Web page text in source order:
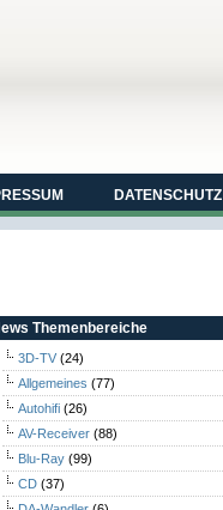
DATENSCHUTZ
Themenbereiche
3D-TV (24)
Allgemeines (77)
Autohifi (26)
AV-Receiver (88)
Blu-Ray (99)
CD (37)